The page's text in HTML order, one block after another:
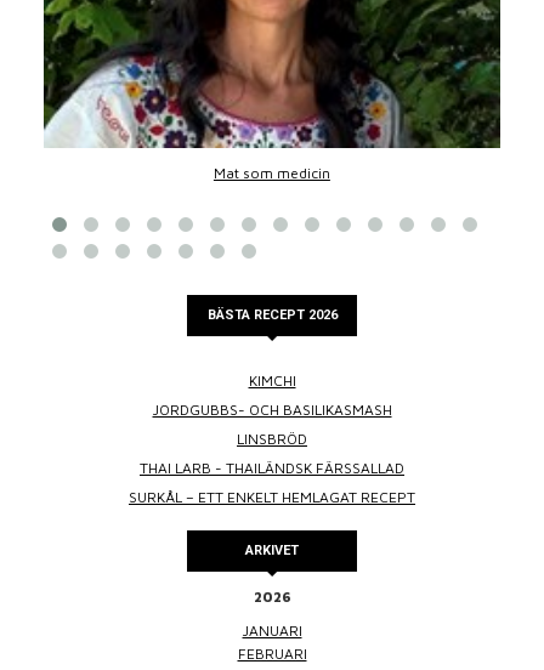
Mat som medicin
BÄSTA RECEPT 2026
KIMCHI
JORDGUBBS- OCH BASILIKASMASH
LINSBRÖD
THAI LARB - THAILÄNDSK FÄRSSALLAD
SURKÅL – ETT ENKELT HEMLAGAT RECEPT
ARKIVET
2026
JANUARI
FEBRUARI